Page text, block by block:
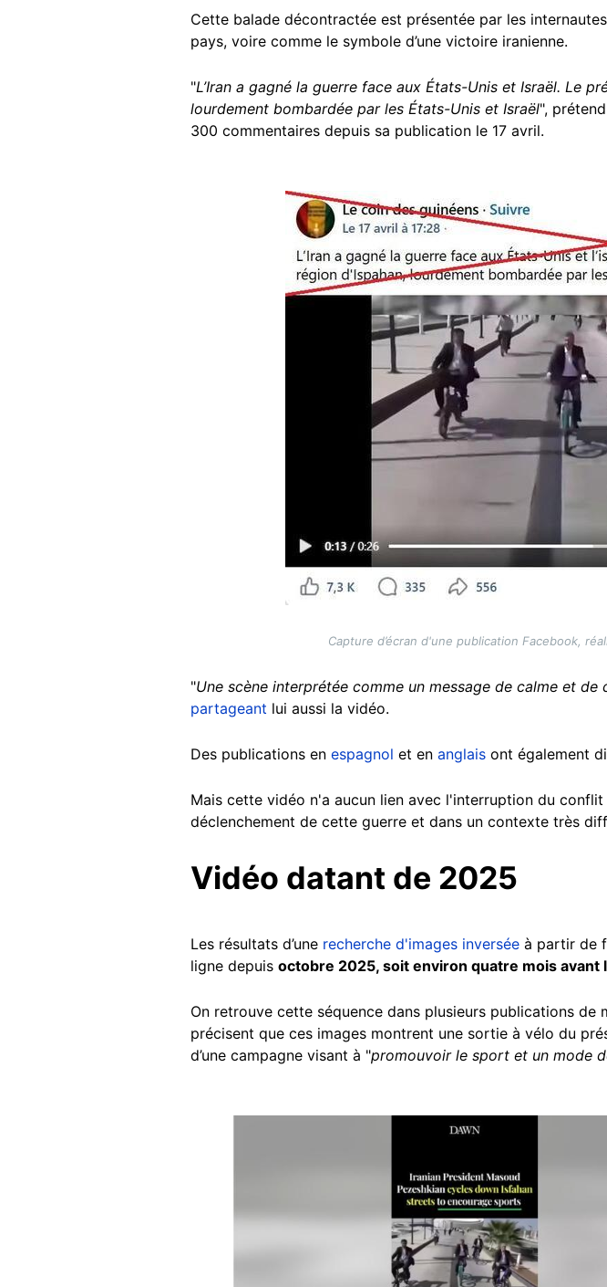
Cette balade décontractée est présentée par les
pays, voire comme le symbole d’une victoire iranienne.
"L’Iran a gagné la guerre face aux États-Unis et Israël. Le
lourdement bombardée par les États-Unis et Israël",
300 commentaires depuis sa publication le 17 avril.
Capture d’écran d'une publication Facebook,
"Une scène interprétée comme un message de calme et
partageant lui aussi la vidéo.
Des publications en espagnol et en anglais ont également
Mais cette vidéo n'a aucun lien avec l'interruption du
déclenchement de cette guerre et dans un contexte très
Vidéo datant de 2025
Les résultats d’une recherche d'images inversée à partir de
ligne depuis octobre 2025, soit environ quatre mois avant
On retrouve cette séquence dans plusieurs publications de
précisent que ces images montrent une sortie à vélo du
d’une campagne visant à "promouvoir le sport et un mode